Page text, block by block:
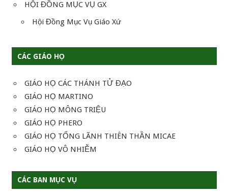
HỘI ĐỒNG MỤC VỤ GX
Hội Đồng Mục Vụ Giáo Xứ
CÁC GIÁO HỌ
GIÁO HỌ CÁC THÁNH TỬ ĐẠO
GIÁO HỌ MARTINO
GIÁO HỌ MÔNG TRIỆU
GIÁO HỌ PHERO
GIÁO HỌ TỔNG LÃNH THIÊN THẦN MICAE
GIÁO HỌ VÔ NHIỄM
CÁC BAN MỤC VỤ